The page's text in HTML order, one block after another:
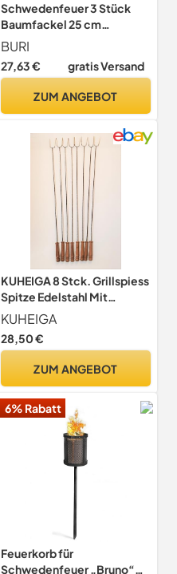
Schwedenfeuer 3 Stück
Baumfackel 25 cm
Gartenfackel Naturholz
Lagerfeuer
BURI
27,63 € gratis Versand
ZUM ANGEBOT
KUHEIGA 8 Stck. Grillspiess
Spitze Edelstahl Mit
Holzgriff für
Feuerschale/Feuerkorb
KUHEIGA
28,50 €
ZUM ANGEBOT
6% Rabatt
Feuerkorb für
Schwedenfeuer „Bruno“